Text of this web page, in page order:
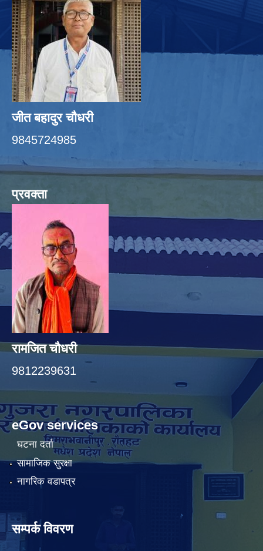
जीत बहादुर चाैधरी
9845724985
प्रवक्ता
रामजित चौधरी
9812239631
eGov services
घटना दर्ता
सामाजिक सुरक्षा
नागरिक वडापत्र
सम्पर्क विवरण